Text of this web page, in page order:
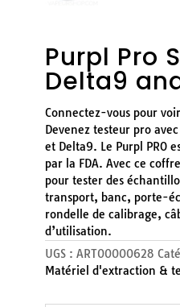
Purpl Pro
Delta9
Connectez-vous pour
Devenez testeur pro
et Delta9. Le Purpl PRO
par la FDA. Avec ce
pour tester des
transport, banc, porte-
rondelle de calibrage,
d’utilisation.
UGS : ART00000628
Matériel d'extraction &